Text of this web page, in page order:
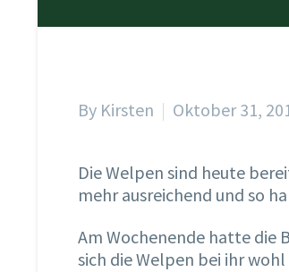
By Kirsten Oktober 31,
Die Welpen sind heute
mehr ausreichend und so
Am Wochenende hatte die
sich die Welpen bei ihr